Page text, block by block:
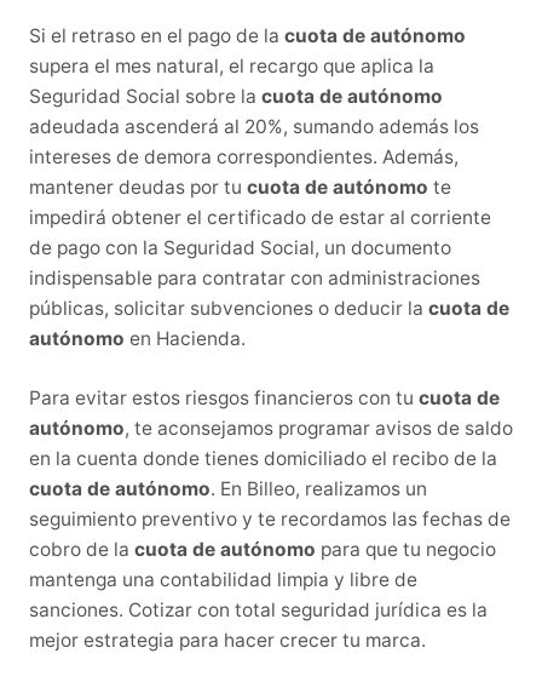
Si el retraso en el pago de la cuota de autónomo
supera el mes natural, el recargo que aplica la
Seguridad Social sobre la cuota de autónomo
adeudada ascenderá al 20%, sumando además los
intereses de demora correspondientes. Además,
mantener deudas por tu cuota de autónomo te
impedirá obtener el certificado de estar al corriente
de pago con la Seguridad Social, un documento
indispensable para contratar con administraciones
públicas, solicitar subvenciones o deducir la cuota de
autónomo en Hacienda.
Para evitar estos riesgos financieros con tu cuota de
autónomo, te aconsejamos programar avisos de saldo
en la cuenta donde tienes domiciliado el recibo de la
cuota de autónomo. En Billeo, realizamos un
seguimiento preventivo y te recordamos las fechas de
cobro de la cuota de autónomo para que tu negocio
mantenga una contabilidad limpia y libre de
sanciones. Cotizar con total seguridad jurídica es la
mejor estrategia para hacer crecer tu marca.